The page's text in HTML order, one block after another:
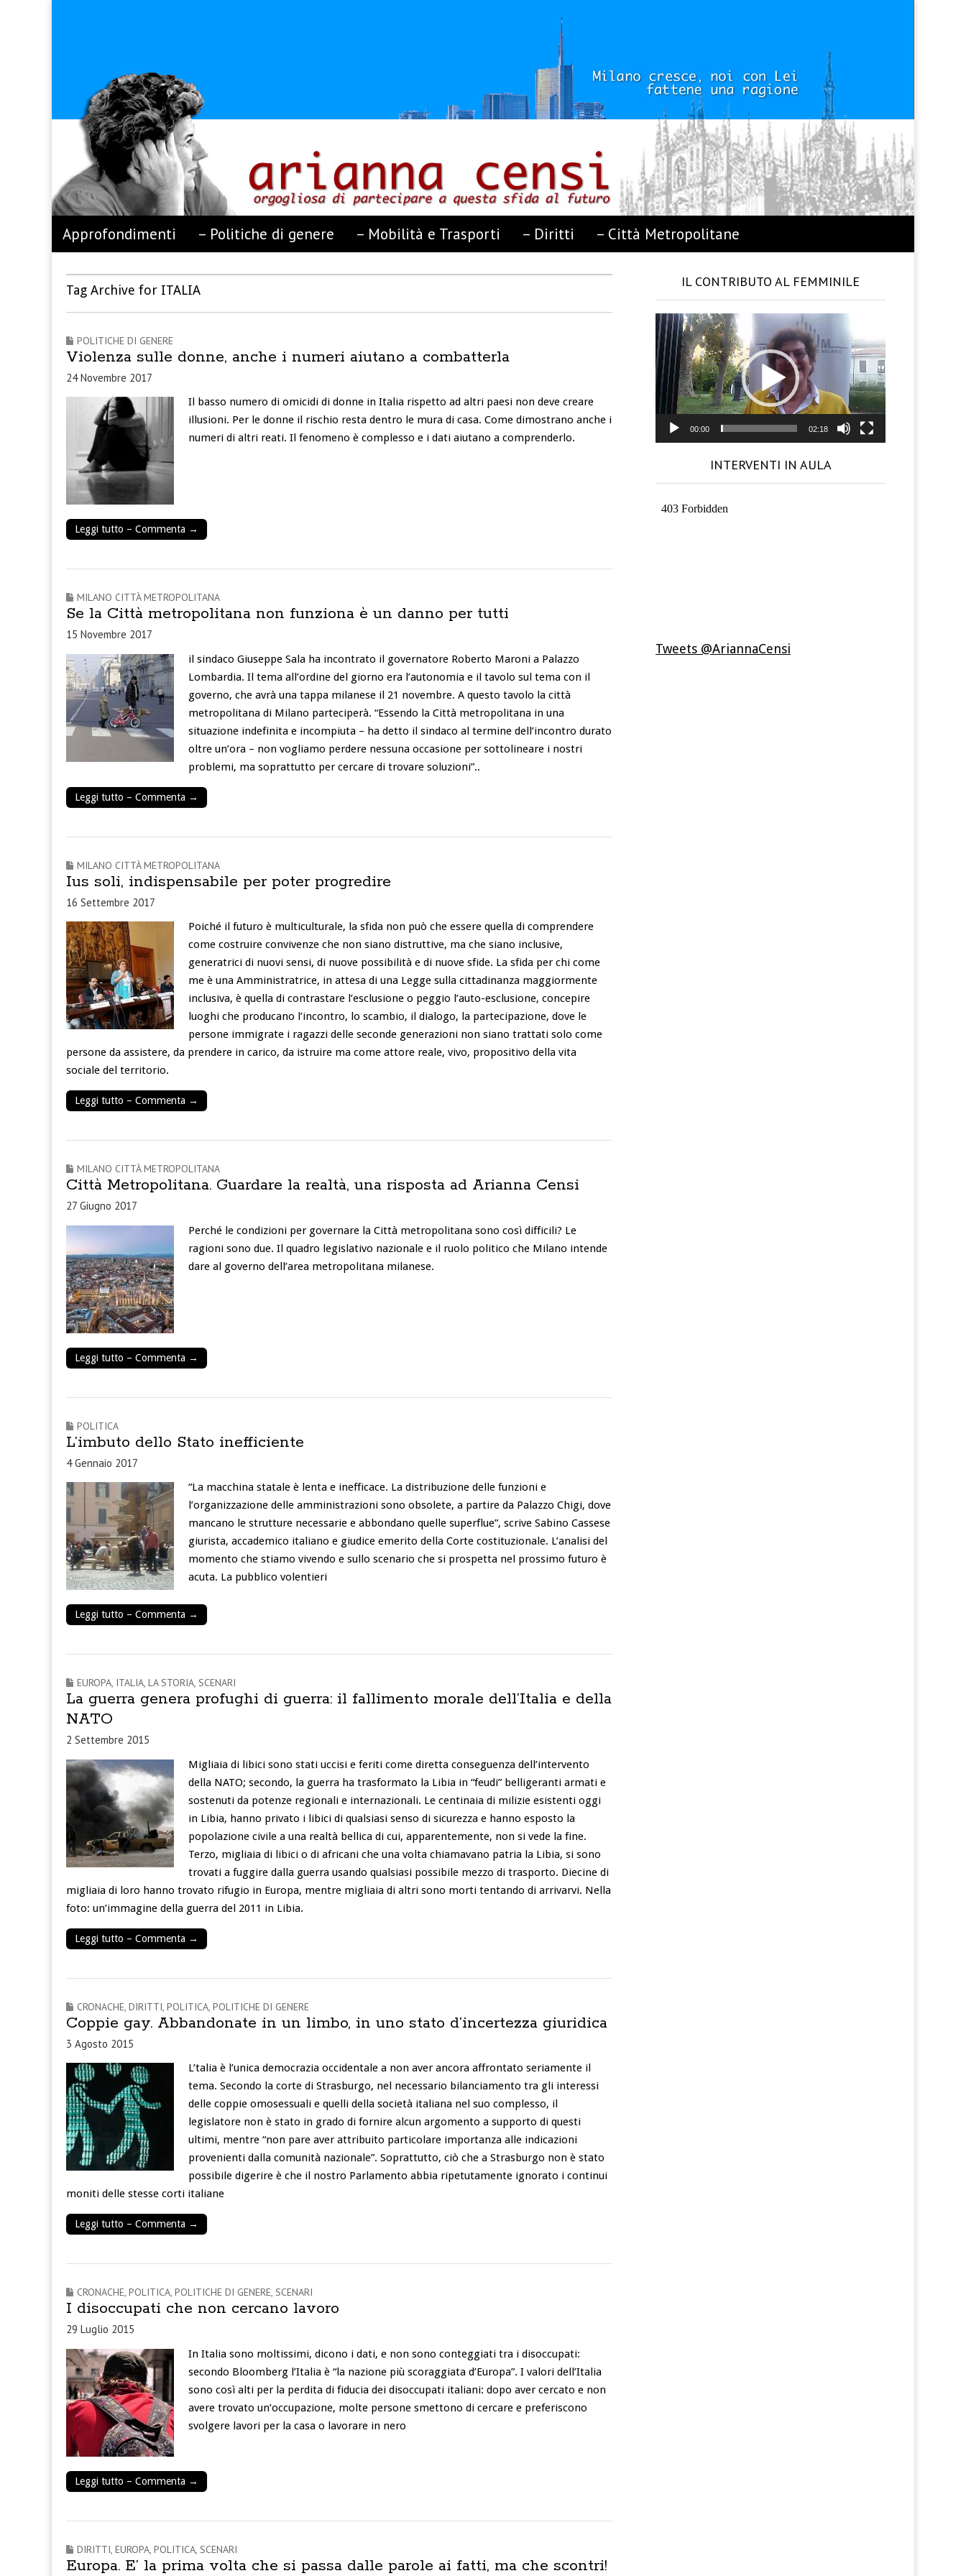
Main menu
Skip to content
Approfondimenti – Politiche di genere – Mobilità e Trasporti – Diritti – Città Metropolitane
Sub menu
Tag Archive for ITALIA
POLITICHE DI GENERE
Violenza sulle donne, anche i numeri aiutano a combatterla
24 Novembre 2017
Il basso numero di omicidi di donne in Italia rispetto ad altri paesi non deve creare
illusioni. Per le donne il rischio resta dentro le mura di casa. Come dimostrano anche i
numeri di altri reati. Il fenomeno è complesso e i dati aiutano a comprenderlo.
Leggi tutto – Commenta →
MILANO CITTÀ METROPOLITANA
Se la Città metropolitana non funziona è un danno per tutti
15 Novembre 2017
il sindaco Giuseppe Sala ha incontrato il governatore Roberto Maroni a Palazzo
Lombardia. Il tema all’ordine del giorno era l’autonomia e il tavolo sul tema con il
governo, che avrà una tappa milanese il 21 novembre. A questo tavolo la città
metropolitana di Milano parteciperà. “Essendo la Città metropolitana in una
situazione indefinita e incompiuta – ha detto il sindaco al termine dell’incontro durato
oltre un’ora – non vogliamo perdere nessuna occasione per sottolineare i nostri
problemi, ma soprattutto per cercare di trovare soluzioni”..
Leggi tutto – Commenta →
MILANO CITTÀ METROPOLITANA
Ius soli, indispensabile per poter progredire
16 Settembre 2017
Poiché il futuro è multiculturale, la sfida non può che essere quella di comprendere
come costruire convivenze che non siano distruttive, ma che siano inclusive,
generatrici di nuovi sensi, di nuove possibilità e di nuove sfide. La sfida per chi come
me è una Amministratrice, in attesa di una Legge sulla cittadinanza maggiormente
inclusiva, è quella di contrastare l’esclusione o peggio l’auto-esclusione, concepire
luoghi che producano l’incontro, lo scambio, il dialogo, la partecipazione, dove le
persone immigrate i ragazzi delle seconde generazioni non siano trattati solo come
persone da assistere, da prendere in carico, da istruire ma come attore reale, vivo, propositivo della vita
sociale del territorio.
Leggi tutto – Commenta →
MILANO CITTÀ METROPOLITANA
Città Metropolitana. Guardare la realtà, una risposta ad Arianna Censi
27 Giugno 2017
Perché le condizioni per governare la Città metropolitana sono così difficili? Le
ragioni sono due. Il quadro legislativo nazionale e il ruolo politico che Milano intende
dare al governo dell’area metropolitana milanese.
Leggi tutto – Commenta →
POLITICA
L’imbuto dello Stato inefficiente
4 Gennaio 2017
“La macchina statale è lenta e inefficace. La distribuzione delle funzioni e
l’organizzazione delle amministrazioni sono obsolete, a partire da Palazzo Chigi, dove
mancano le strutture necessarie e abbondano quelle superflue”, scrive Sabino Cassese
giurista, accademico italiano e giudice emerito della Corte costituzionale. L’analisi del
momento che stiamo vivendo e sullo scenario che si prospetta nel prossimo futuro è
acuta. La pubblico volentieri
Leggi tutto – Commenta →
EUROPA, ITALIA, LA STORIA, SCENARI
La guerra genera profughi di guerra: il fallimento morale dell’Italia e della
NATO
2 Settembre 2015
Migliaia di libici sono stati uccisi e feriti come diretta conseguenza dell’intervento
della NATO; secondo, la guerra ha trasformato la Libia in “feudi” belligeranti armati e
sostenuti da potenze regionali e internazionali. Le centinaia di milizie esistenti oggi
in Libia, hanno privato i libici di qualsiasi senso di sicurezza e hanno esposto la
popolazione civile a una realtà bellica di cui, apparentemente, non si vede la fine.
Terzo, migliaia di libici o di africani che una volta chiamavano patria la Libia, si sono
trovati a fuggire dalla guerra usando qualsiasi possibile mezzo di trasporto. Diecine di
migliaia di loro hanno trovato rifugio in Europa, mentre migliaia di altri sono morti tentando di arrivarvi. Nella
foto: un’immagine della guerra del 2011 in Libia.
Leggi tutto – Commenta →
CRONACHE, DIRITTI, POLITICA, POLITICHE DI GENERE
Coppie gay. Abbandonate in un limbo, in uno stato d’incertezza giuridica
3 Agosto 2015
L’talia è l’unica democrazia occidentale a non aver ancora affrontato seriamente il
tema. Secondo la corte di Strasburgo, nel necessario bilanciamento tra gli interessi
delle coppie omosessuali e quelli della società italiana nel suo complesso, il
legislatore non è stato in grado di fornire alcun argomento a supporto di questi
ultimi, mentre “non pare aver attribuito particolare importanza alle indicazioni
provenienti dalla comunità nazionale”. Soprattutto, ciò che a Strasburgo non è stato
possibile digerire è che il nostro Parlamento abbia ripetutamente ignorato i continui
moniti delle stesse corti italiane
Leggi tutto – Commenta →
CRONACHE, POLITICA, POLITICHE DI GENERE, SCENARI
I disoccupati che non cercano lavoro
29 Luglio 2015
In Italia sono moltissimi, dicono i dati, e non sono conteggiati tra i disoccupati:
secondo Bloomberg l’Italia è “la nazione più scoraggiata d’Europa”. I valori dell’Italia
sono così alti per la perdita di fiducia dei disoccupati italiani: dopo aver cercato e non
avere trovato un’occupazione, molte persone smettono di cercare e preferiscono
svolgere lavori per la casa o lavorare in nero
Leggi tutto – Commenta →
DIRITTI EUROPA POLITICA SCENARI
Europa. E’ la prima volta che si passa dalle parole ai fatti, ma che scontri!
IL CONTRIBUTO AL FEMMINILE
Video
Player
00:00 02:18
INTERVENTI IN AULA
Tweets @AriannaCensi